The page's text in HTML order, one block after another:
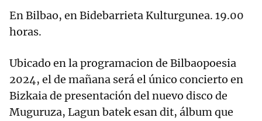
En Bilbao, en Bidebarrieta Kulturgunea. 19.00
horas.
Ubicado en la programacion de Bilbaopoesia
2024, el de mañana será el único concierto en
Bizkaia de presentación del nuevo disco de
Muguruza, Lagun batek esan dit, álbum que